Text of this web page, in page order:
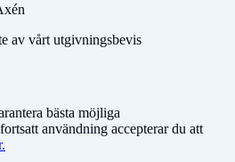
av vårt utgivningsbevis
bästa möjliga
användning accepterar du att